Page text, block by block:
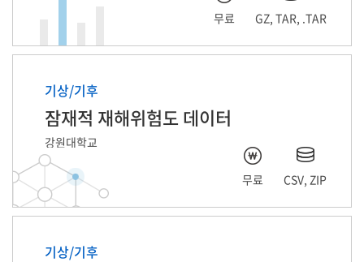
무료 GZ, TAR, .TAR
기상/기후
잠재적 재해위험도 데이터
강원대학교
무료 CSV, ZIP
기상/기후